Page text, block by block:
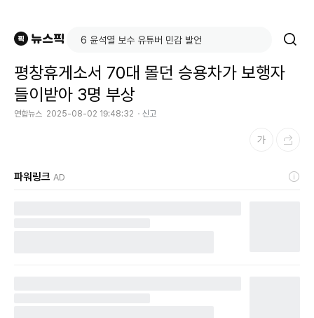
평창휴게소서 70대 몰던 승용차가 보행자
들이받아 3명 부상
연합뉴스 2025-08-02 19:48:32 신고
파워링크 AD